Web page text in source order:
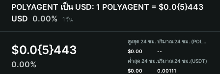
Bahasa Indonesia
ภาษาไทย
हिन्दी
Español
Português (Brasil)
POLYAGENT เป็น USD: 1 POLYAGENT = $0.0{5}443
USD 0.00% 1วัน
$0.0{5}443
0.00%
สูงสุด 24 ชม.
$0.00
ต่ำสุด 24 ชม.
$0.00
ปริมาณ 24 ชม. (POLYAGENT)
--
ปริมาณ 24 ชม.(USDT)
0.00111